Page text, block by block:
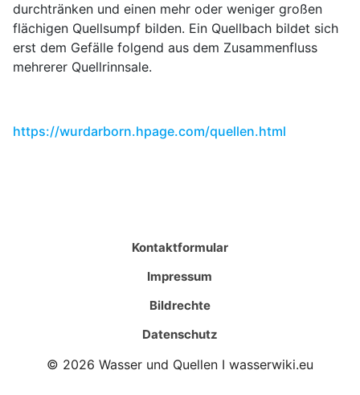
durchtränken und einen mehr oder weniger großen
flächigen Quellsumpf bilden. Ein Quellbach bildet sich
erst dem Gefälle folgend aus dem Zusammenfluss
mehrerer Quellrinnsale.
https://wurdarborn.hpage.com/quellen.html
Kontaktformular
Impressum
Bildrechte
Datenschutz
© 2026 Wasser und Quellen I wasserwiki.eu